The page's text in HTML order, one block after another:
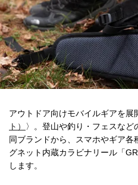
アウトドア向けモバイルギアを展
ト）
〉。登山や釣り・フェスな
同ブランドから、スマホやギア
グネット内蔵カラビナリール「
します。